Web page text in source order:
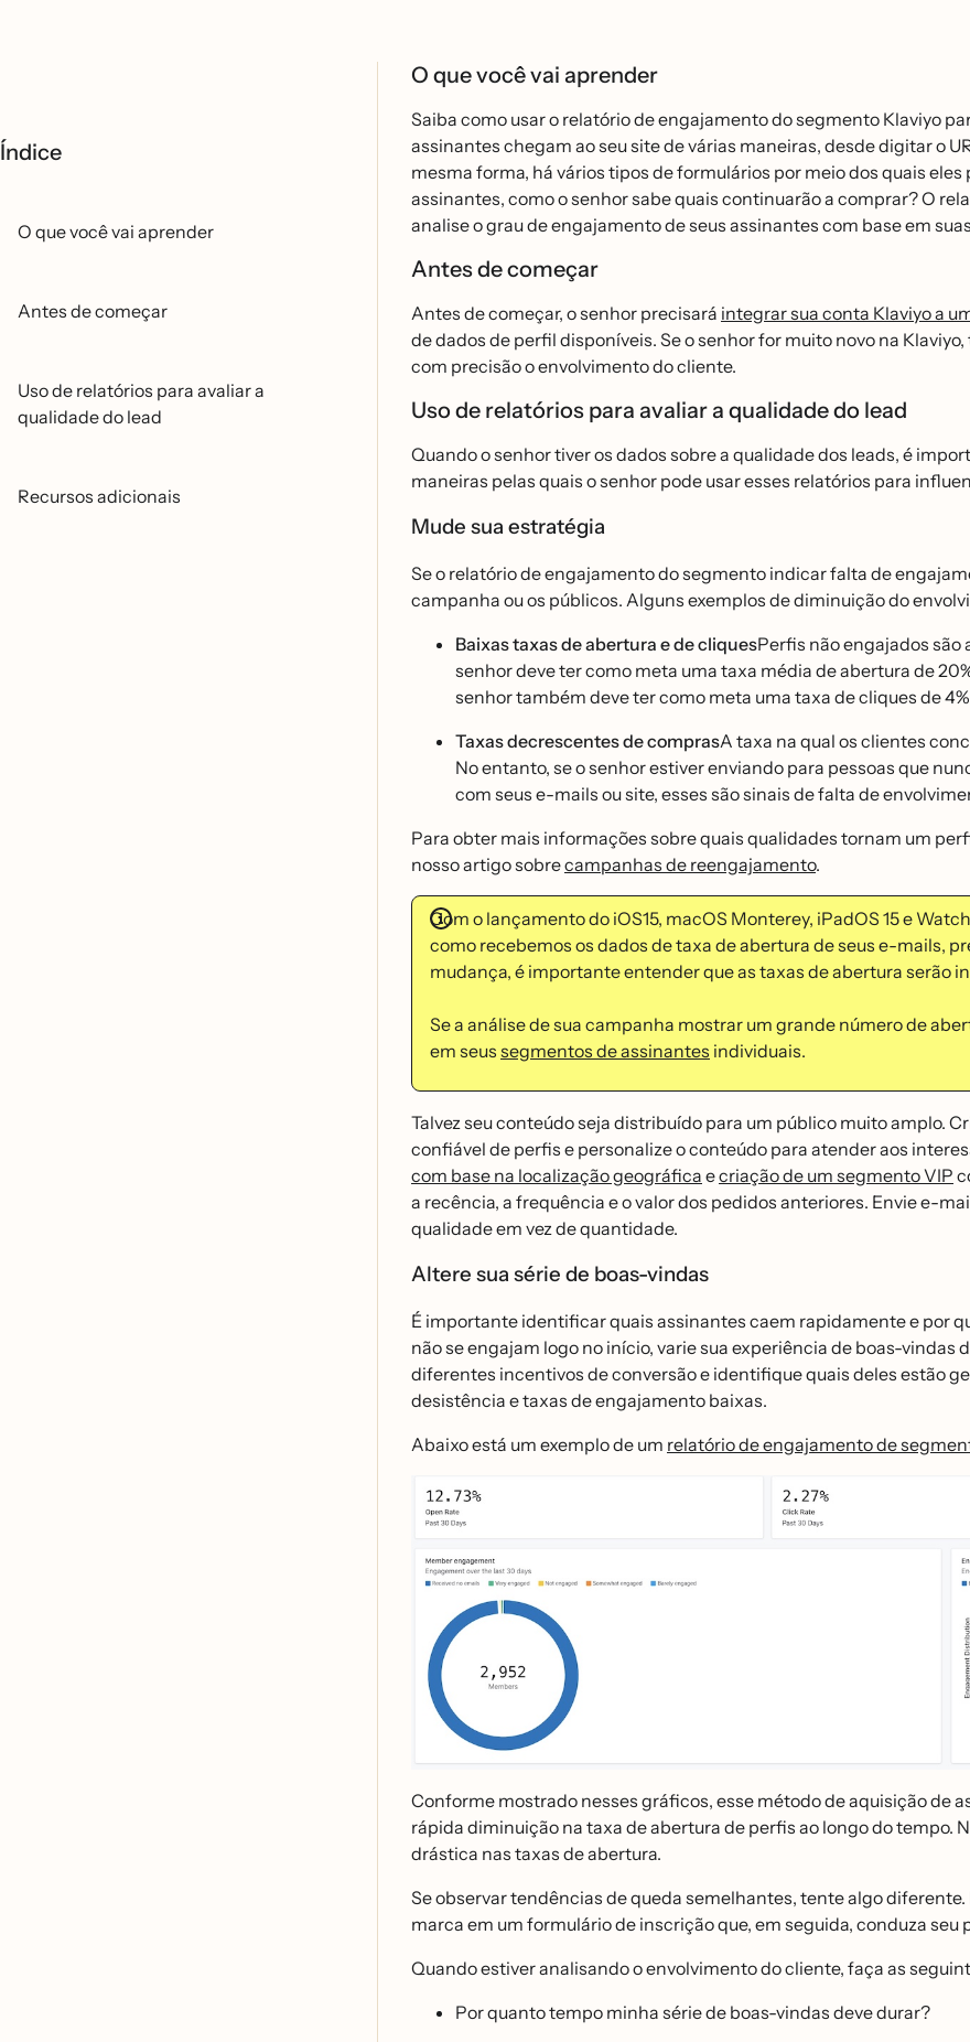
Índice
O que você vai aprender
Antes de começar
Uso de relatórios para avaliar a
qualidade do lead
Recursos adicionais
O que você vai aprender
Saiba como usar o relatório de engajamento do segmento Klaviyo
assinantes chegam ao seu site de várias maneiras, desde digitar o
mesma forma, há vários tipos de formulários por meio dos quais
assinantes, como o senhor sabe quais continuarão a comprar? O
analise o grau de engajamento de seus assinantes com base em
Antes de começar
Antes de começar, o senhor precisará integrar sua conta Klaviyo a
de dados de perfil disponíveis. Se o senhor for muito novo na
com precisão o envolvimento do cliente.
Uso de relatórios para avaliar a qualidade do lead
Quando o senhor tiver os dados sobre a qualidade dos leads, é
maneiras pelas quais o senhor pode usar esses relatórios para
Mude sua estratégia
Se o relatório de engajamento do segmento indicar falta de
campanha ou os públicos. Alguns exemplos de diminuição do
Baixas taxas de abertura e de cliquesPerfis não engajados são
senhor deve ter como meta uma taxa média de abertura de
senhor também deve ter como meta uma taxa de cliques de
Taxas decrescentes de comprasA taxa na qual os clientes
No entanto, se o senhor estiver enviando para pessoas que
com seus e-mails ou site, esses são sinais de falta de
Para obter mais informações sobre quais qualidades tornam um
nosso artigo sobrecampanhas de reengajamento.
Com o lançamento do iOS15, macOS Monterey, iPadOS 15 e
como recebemos os dados de taxa de abertura de seus e-mails,
mudança, é importante entender que as taxas de abertura serão
Se a análise de sua campanha mostrar um grande número de
em seus segmentos de assinantes individuais.
Talvez seu conteúdo seja distribuído para um público muito amplo.
confiável de perfis e personalize o conteúdo para atender aos
com base na localização geográfica ecriação de um segmento VIP
a recência, a frequência e o valor dos pedidos anteriores. Envie e-
qualidade em vez de quantidade.
Altere sua série de boas-vindas
É importante identificar quais assinantes caem rapidamente e por
não se engajam logo no início, varie sua experiência de boas-
diferentes incentivos de conversão e identifique quais deles estão
desistência e taxas de engajamento baixas.
Abaixo está um exemplo de um relatório de engajamento de
Conforme mostrado nesses gráficos, esse método de aquisição de
rápida diminuição na taxa de abertura de perfis ao longo do tempo.
drástica nas taxas de abertura.
Se observar tendências de queda semelhantes, tente algo
marca em um formulário de inscrição que, em seguida, conduza seu
Quando estiver analisando o envolvimento do cliente, faça as
Por quanto tempo minha série de boas-vindas deve durar?